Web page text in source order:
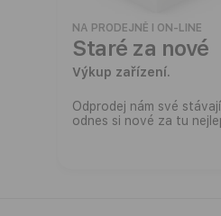
NA PRODEJNĚ I ON-LINE
Staré za nové
Výkup zařízení.
Odprodej nám své
odnes si nové za tu